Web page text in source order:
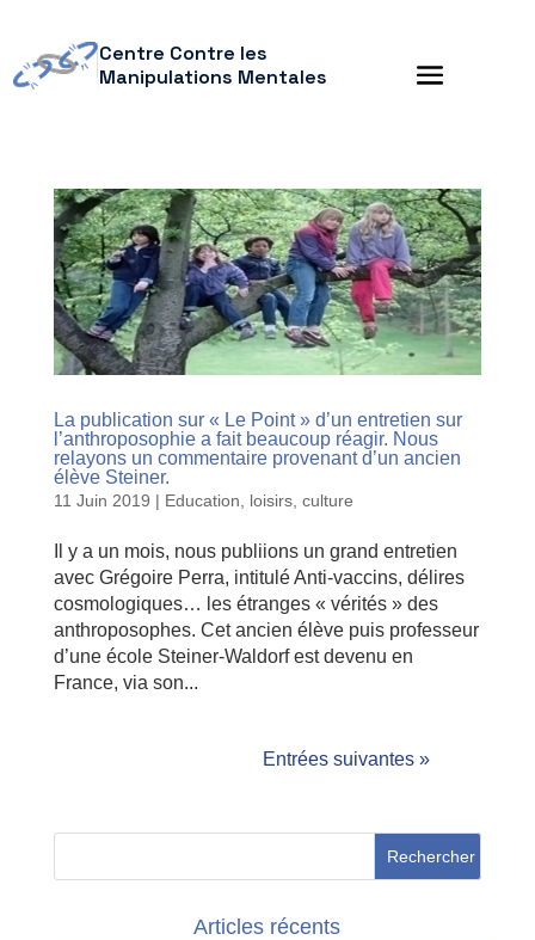
Centre Contre les
Manipulations Mentales
La publication sur « Le Point » d’un entretien sur
l’anthroposophie a fait beaucoup réagir. Nous
relayons un commentaire provenant d’un ancien
élève Steiner.
11 Juin 2019 | Education, loisirs, culture
Il y a un mois, nous publiions un grand entretien
avec Grégoire Perra, intitulé Anti-vaccins, délires
cosmologiques… les étranges « vérités » des
anthroposophes. Cet ancien élève puis professeur
d’une école Steiner-Waldorf est devenu en
France, via son...
Entrées suivantes »
Articles récents